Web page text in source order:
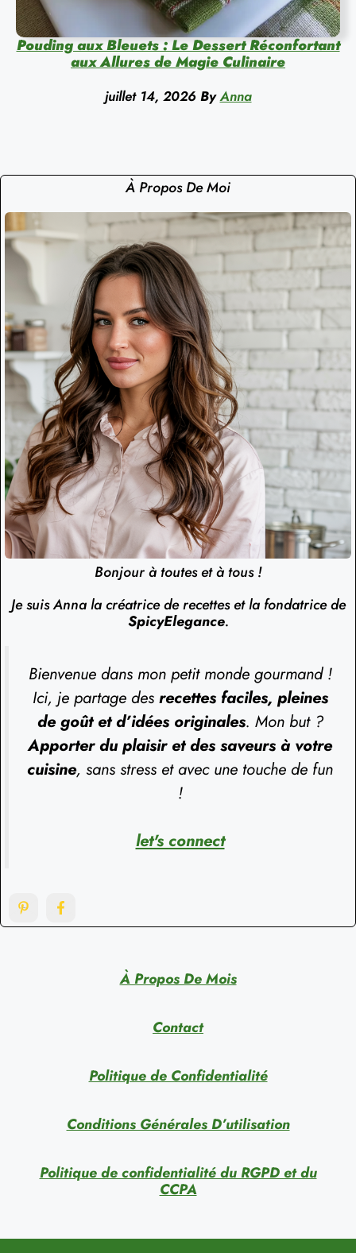
Pouding aux Bleuets : Le Dessert Réconfortant
aux Allures de Magie Culinaire
juillet 14, 2026 By Anna
À Propos De Moi
Bonjour à toutes et à tous !
Je suis Anna la créatrice de recettes et la fondatrice de
SpicyElegance.
Bienvenue dans mon petit monde gourmand !
Ici, je partage des recettes faciles, pleines
de goût et d’idées originales. Mon but ?
Apporter du plaisir et des saveurs à votre
cuisine, sans stress et avec une touche de fun
!
let's connect
À Propos De Mois
Contact
Politique de Confidentialité
Conditions Générales D’utilisation
Politique de confidentialité du RGPD et du
CCPA